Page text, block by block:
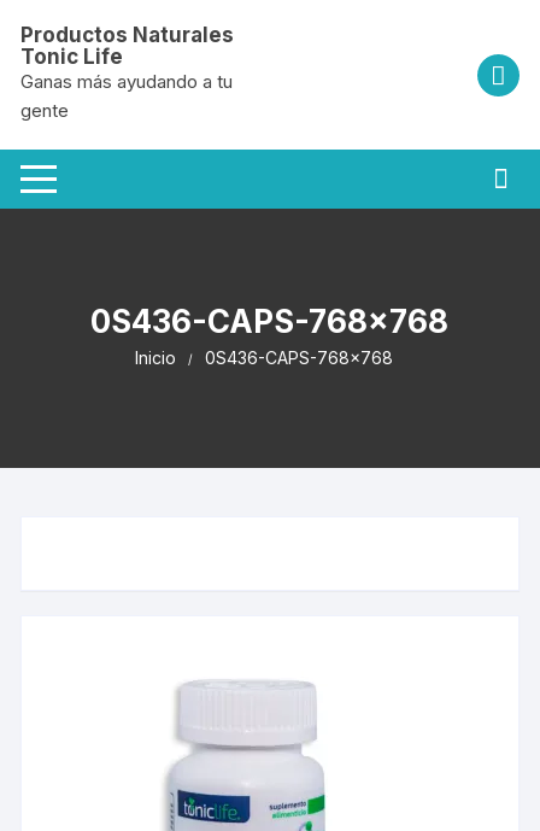
contenido
Productos Naturales
Tonic Life
Ganas más ayudando a tu
gente
0S436-CAPS-768×768
Inicio 0S436-CAPS-768×768